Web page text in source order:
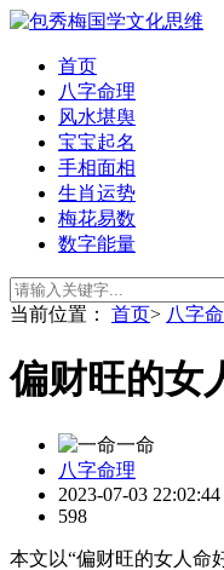
首页
八字命理
风水堪舆
宝宝起名
手相面相
生肖运势
梅花易数
数字能量
当前位置： 首页> 八字
偏财旺的女
一命
八字命理
2023-07-03 22:02:44
598
本文以“偏财旺的女人命